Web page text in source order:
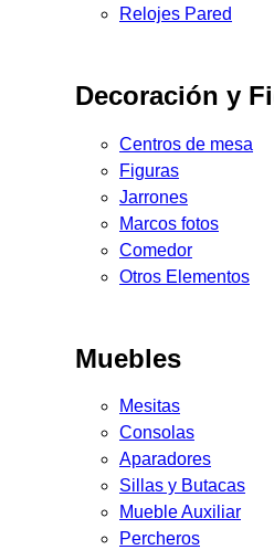
Relojes Pared
Decoración y
Centros de mesa
Figuras
Jarrones
Marcos fotos
Comedor
Otros Elementos
Muebles
Mesitas
Consolas
Aparadores
Sillas y Butacas
Mueble Auxiliar
Percheros